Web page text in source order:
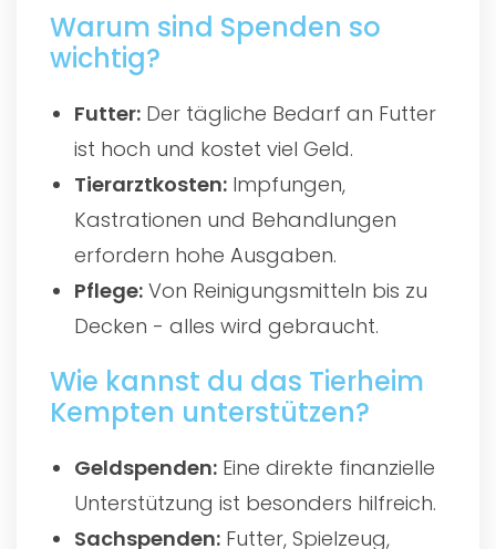
Warum sind Spenden so
wichtig?
Futter: Der tägliche Bedarf an Futter
ist hoch und kostet viel Geld.
Tierarztkosten: Impfungen,
Kastrationen und Behandlungen
erfordern hohe Ausgaben.
Pflege: Von Reinigungsmitteln bis zu
Decken - alles wird gebraucht.
Wie kannst du das Tierheim
Kempten unterstützen?
Geldspenden: Eine direkte finanzielle
Unterstützung ist besonders hilfreich.
Sachspenden: Futter, Spielzeug,